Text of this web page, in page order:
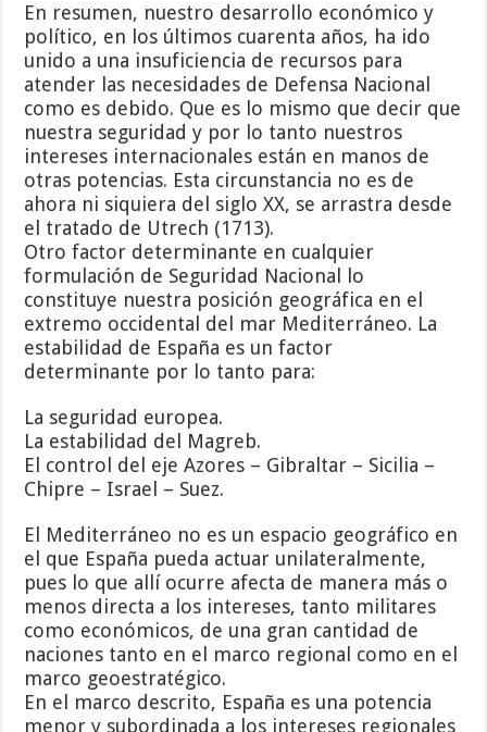
En resumen, nuestro desarrollo económico y
político, en los últimos cuarenta años, ha ido
unido a una insuficiencia de recursos para
atender las necesidades de Defensa Nacional
como es debido. Que es lo mismo que decir que
nuestra seguridad y por lo tanto nuestros
intereses internacionales están en manos de
otras potencias. Esta circunstancia no es de
ahora ni siquiera del siglo XX, se arrastra desde
el tratado de Utrech (1713).
Otro factor determinante en cualquier
formulación de Seguridad Nacional lo
constituye nuestra posición geográfica en el
extremo occidental del mar Mediterráneo. La
estabilidad de España es un factor
determinante por lo tanto para:
La seguridad europea.
La estabilidad del Magreb.
El control del eje Azores – Gibraltar – Sicilia –
Chipre – Israel – Suez.
El Mediterráneo no es un espacio geográfico en
el que España pueda actuar unilateralmente,
pues lo que allí ocurre afecta de manera más o
menos directa a los intereses, tanto militares
como económicos, de una gran cantidad de
naciones tanto en el marco regional como en el
marco geoestratégico.
En el marco descrito, España es una potencia
menor y subordinada a los intereses regionales